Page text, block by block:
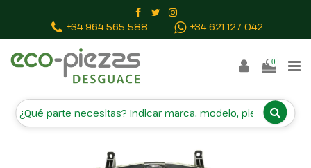
+34 964 565 588 +34 621 127 042
0
CUADRO INSTRUMENTOS
1P0920823F 110080280026 A2C53029654